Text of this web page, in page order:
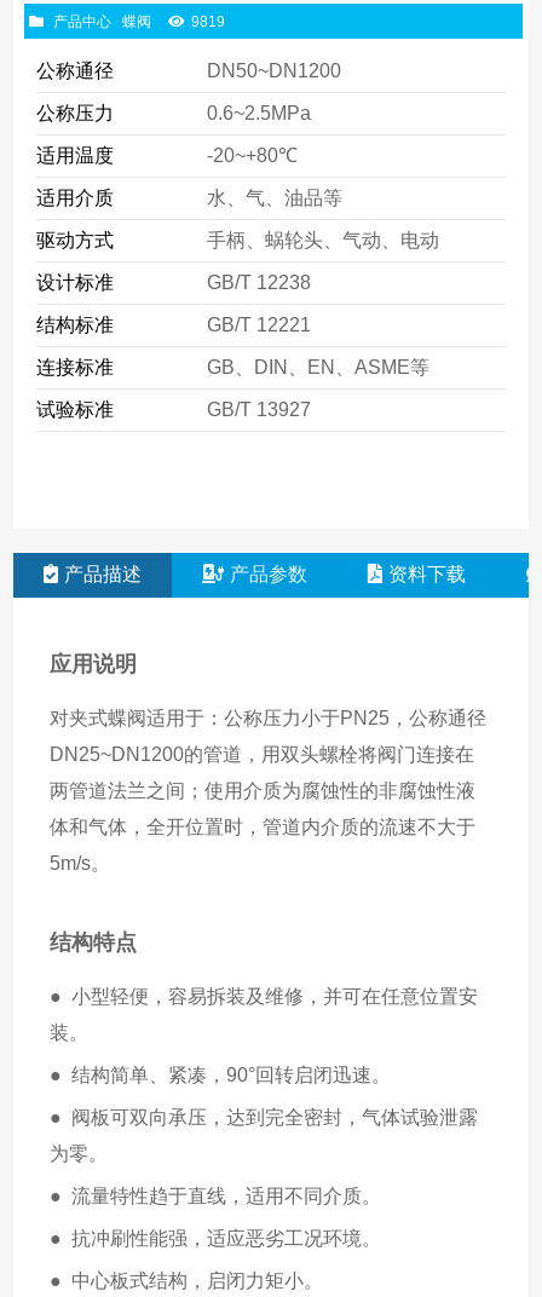
产品中心 蝶阀 9819
公称通径 DN50~DN1200
公称压力 0.6~2.5MPa
适用温度 -20~+80℃
适用介质 水、气、油品等
驱动方式 手柄、蜗轮头、气动、电动
设计标准 GB/T 12238
结构标准 GB/T 12221
连接标准 GB、DIN、EN、ASME等
试验标准 GB/T 13927
产品描述 产品参数 资料下载
应用说明
对夹式蝶阀适用于：公称压力小于PN25，公称通径
DN25~DN1200的管道，用双头螺栓将阀门连接在
两管道法兰之间；使用介质为腐蚀性的非腐蚀性液
体和气体，全开位置时，管道内介质的流速不大于
5m/s。
结构特点
●  小型轻便，容易拆装及维修，并可在任意位置安
装。
●  结构简单、紧凑，90°回转启闭迅速。
●  阀板可双向承压，达到完全密封，气体试验泄露
为零。
●  流量特性趋于直线，适用不同介质。
●  抗冲刷性能强，适应恶劣工况环境。
●  中心板式结构，启闭力矩小。